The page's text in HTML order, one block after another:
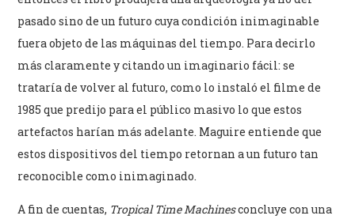
pasado sino de un futuro cuya condición inimaginable
fuera objeto de las máquinas del tiempo. Para decirlo
más claramente y citando un imaginario fácil: se
trataría de volver al futuro, como lo instaló el filme de
1985 que predijo para el público masivo lo que estos
artefactos harían más adelante. Maguire entiende que
estos dispositivos del tiempo retornan a un futuro tan
reconocible como inimaginado.
A fin de cuentas, Tropical Time Machinesconcluye con una